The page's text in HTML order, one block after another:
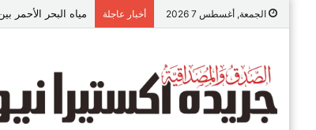
الجمعة, أغسطس 7 2026 أخبار عاجلة مياه البحر الأحمر